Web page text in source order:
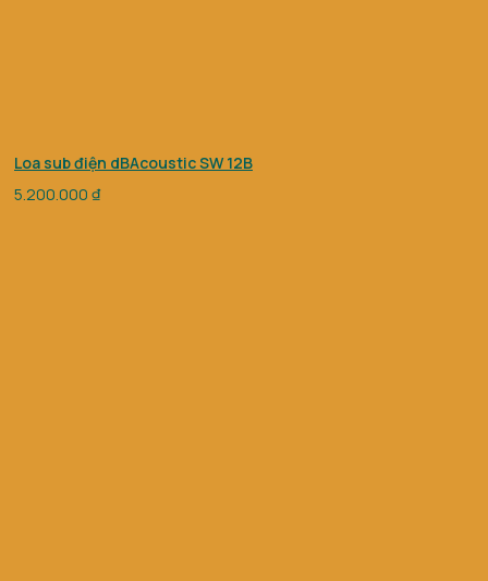
Loa sub điện dBAcoustic SW 12B
5.200.000 ₫